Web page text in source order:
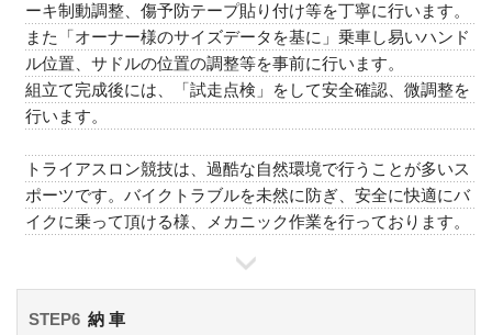
ーキ制動調整、傷予防テープ貼り付け等を丁寧に行います。
また「オーナー様のサイズデータを基に」乗車し易いハンド
ル位置、サドルの位置の調整等を事前に行います。
組立て完成後には、「試走点検」をして安全確認、微調整を
行います。
トライアスロン競技は、過酷な自然環境で行うことが多いス
ポーツです。バイクトラブルを未然に防ぎ、安全に快適にバ
イクに乗って頂ける様、メカニック作業を行っております。
STEP6 納 車